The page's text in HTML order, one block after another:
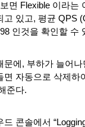
면 Flexible 이라는
고 있고, 평균 QPS
인것을 확인할 수
문에, 부하가 늘어
면 자동으로 삭제하
준다.
콘솔에서